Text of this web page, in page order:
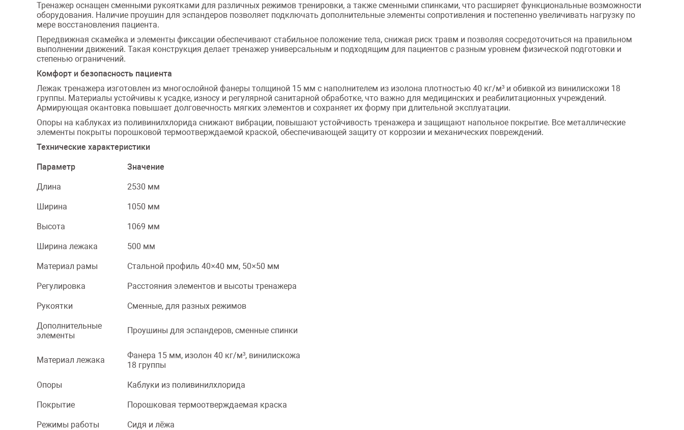
Тренажер оснащен сменными рукоятками для различных режимов тренировки, а также сменными спинками, что расширяет функциональные возможности
оборудования. Наличие проушин для эспандеров позволяет подключать дополнительные элементы сопротивления и постепенно увеличивать нагрузку по
мере восстановления пациента.
Передвижная скамейка и элементы фиксации обеспечивают стабильное положение тела, снижая риск травм и позволяя сосредоточиться на правильном
выполнении движений. Такая конструкция делает тренажер универсальным и подходящим для пациентов с разным уровнем физической подготовки и
степенью ограничений.
Комфорт и безопасность пациента
Лежак тренажера изготовлен из многослойной фанеры толщиной 15 мм с наполнителем из изолона плотностью 40 кг/м³ и обивкой из винилискожи 18
группы. Материалы устойчивы к усадке, износу и регулярной санитарной обработке, что важно для медицинских и реабилитационных учреждений.
Армирующая окантовка повышает долговечность мягких элементов и сохраняет их форму при длительной эксплуатации.
Опоры на каблуках из поливинилхлорида снижают вибрации, повышают устойчивость тренажера и защищают напольное покрытие. Все металлические
элементы покрыты порошковой термоотверждаемой краской, обеспечивающей защиту от коррозии и механических повреждений.
Технические характеристики
Параметр Значение
Длина 2530 мм
Ширина 1050 мм
Высота 1069 мм
Ширина лежака 500 мм
Материал рамы Стальной профиль 40×40 мм, 50×50 мм
Регулировка Расстояния элементов и высоты тренажера
Рукоятки Сменные, для разных режимов
Дополнительные
элементы
Проушины для эспандеров, сменные спинки
Материал лежака
Фанера 15 мм, изолон 40 кг/м³, винилискожа
18 группы
Опоры Каблуки из поливинилхлорида
Покрытие Порошковая термоотверждаемая краска
Режимы работы Сидя и лёжа